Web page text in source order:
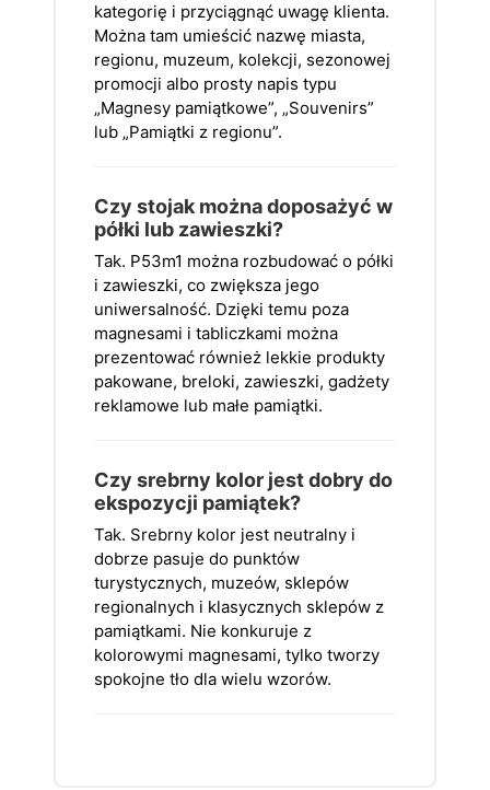
kategorię i przyciągnąć uwagę klienta.
Można tam umieścić nazwę miasta,
regionu, muzeum, kolekcji, sezonowej
promocji albo prosty napis typu
„Magnesy pamiątkowe”, „Souvenirs”
lub „Pamiątki z regionu”.
Czy stojak można doposażyć w
półki lub zawieszki?
Tak. P53m1 można rozbudować o półki
i zawieszki, co zwiększa jego
uniwersalność. Dzięki temu poza
magnesami i tabliczkami można
prezentować również lekkie produkty
pakowane, breloki, zawieszki, gadżety
reklamowe lub małe pamiątki.
Czy srebrny kolor jest dobry do
ekspozycji pamiątek?
Tak. Srebrny kolor jest neutralny i
dobrze pasuje do punktów
turystycznych, muzeów, sklepów
regionalnych i klasycznych sklepów z
pamiątkami. Nie konkuruje z
kolorowymi magnesami, tylko tworzy
spokojne tło dla wielu wzorów.